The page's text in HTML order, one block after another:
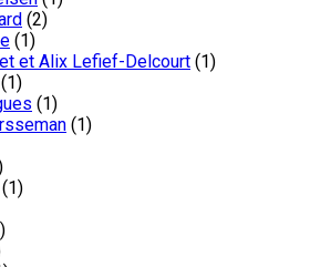
(2)
(1)
et Alix Lefief-Delcourt (1)
(1)
(1)
(1)
(1)